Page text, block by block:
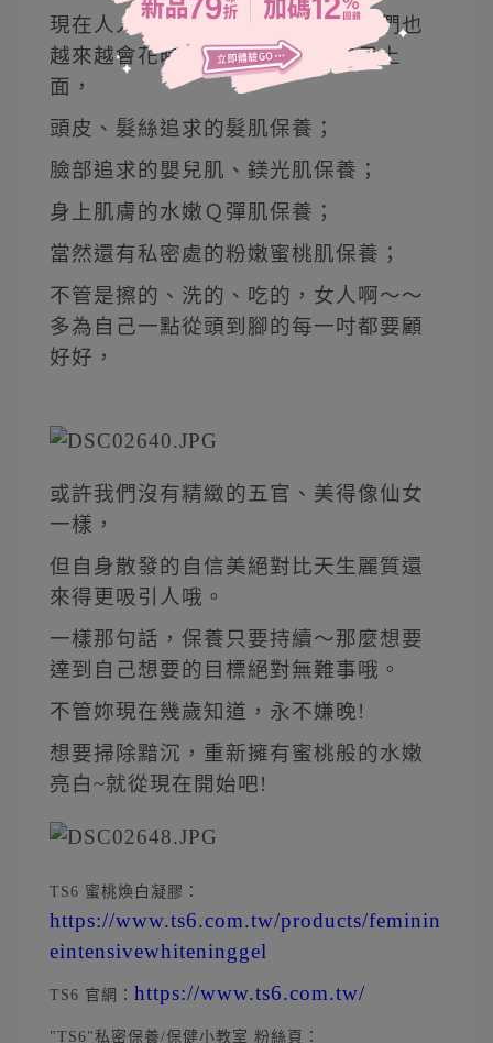
現在人人都在追求逆齡，女性朋友們也
越來越會花時間及金錢在保養自己上
面，
頭皮、髮絲追求的髮肌保養；
臉部追求的嬰兒肌、鎂光肌保養；
身上肌膚的水嫩Ｑ彈肌保養；
當然還有私密處的粉嫩蜜桃肌保養；
不管是擦的、洗的、吃的，女人啊～～
多為自己一點從頭到腳的每一吋都要顧
好好，
或許我們沒有精緻的五官、美得像仙女
一樣，
但自身散發的自信美絕對比天生麗質還
來得更吸引人哦。
一樣那句話，保養只要持續～那麼想要
達到自己想要的目標絕對無難事哦。
不管妳現在幾歲知道，永不嫌晚!
想要掃除黯沉，重新擁有蜜桃般的水嫩
亮白~就從現在開始吧!
TS6 蜜桃煥白凝膠：
https://www.ts6.com.tw/products/feminin
eintensivewhiteninggel
TS6 官網： https://www.ts6.com.tw/
"TS6"私密保養/保健小教室 粉絲頁：